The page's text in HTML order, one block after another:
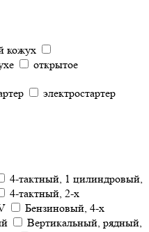
кожух
открытое
электростартер
4-тактный, 1 цилиндровый,
4-тактный, 2-х
Бензиновый, 4-х
Вертикальный, рядный,